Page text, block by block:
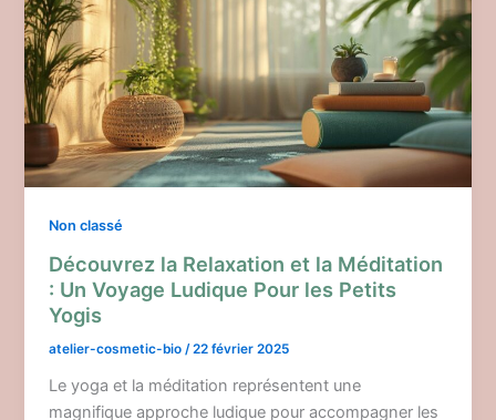
Non classé
Découvrez la Relaxation et la Méditation
: Un Voyage Ludique Pour les Petits
Yogis
atelier-cosmetic-bio/22 février 2025
Le yoga et la méditation représentent une
magnifique approche ludique pour accompagner les